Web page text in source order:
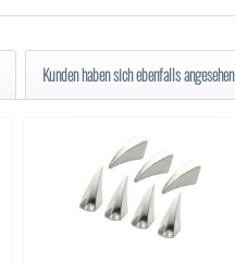
Kunden haben sich ebenfalls angesehen